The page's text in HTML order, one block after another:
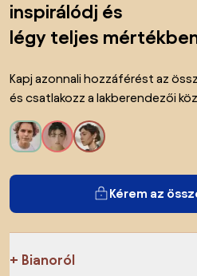
inspirálódj és
légy teljes
Kapj azonnali hozzáférést az
és csatlakozz a lakberendezői
Kérem az
Bianoról